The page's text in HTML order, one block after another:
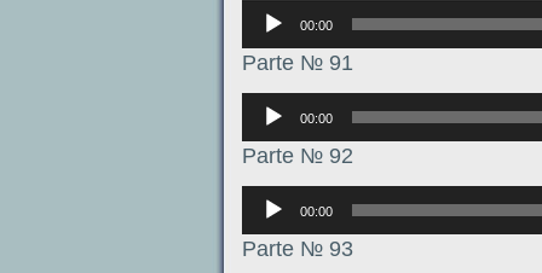
Аудиоплеер
00:00
Parte № 91
Аудиоплеер
00:00
Parte № 92
Аудиоплеер
00:00
Parte № 93